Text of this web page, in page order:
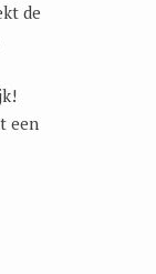
de
een